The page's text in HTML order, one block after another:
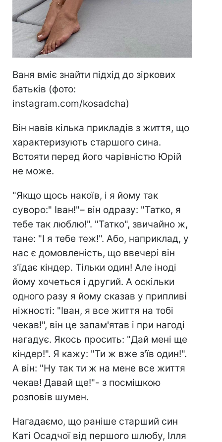
Ваня вміє знайти підхід до зіркових
батьків (фото:
instagram.com/kosadcha)
Він навів кілька прикладів з життя, що
характеризують старшого сина.
Встояти перед його чарівністю Юрій
не може.
"Якщо щось накоїв, і я йому так
суворо:" Іван!"– він одразу: "Татко, я
тебе так люблю!". "Татко", звичайно ж,
тане: "І я тебе теж!". Або, наприклад, у
нас є домовленість, що ввечері він
з'їдає кіндер. Тільки один! Але іноді
йому хочеться і другий. А оскільки
одного разу я йому сказав у припливі
ніжності: "Іван, я все життя на тобі
чекав!", він це запам'ятав і при нагоді
нагадує. Якось просить: "Дай мені ще
кіндер!". Я кажу: "Ти ж вже з'їв один!".
А він: "Ну так ти ж на мене все життя
чекав! Давай ще!"- з посмішкою
розповів шумен.
Нагадаємо, що раніше старший син
Каті Осадчої від першого шлюбу, Ілля